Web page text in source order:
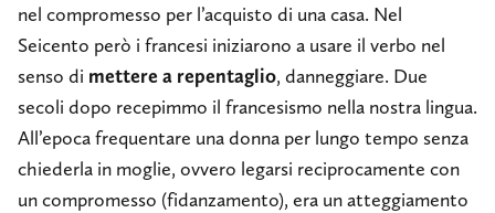
nel compromesso per l’acquisto di una casa. Nel
Seicento però i francesi iniziarono a usare il verbo nel
senso di mettere a repentaglio, danneggiare. Due
secoli dopo recepimmo il francesismo nella nostra lingua.
All’epoca frequentare una donna per lungo tempo senza
chiederla in moglie, ovvero legarsi reciprocamente con
un compromesso (fidanzamento), era un atteggiamento